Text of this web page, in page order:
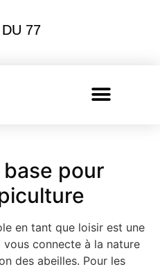
77
pour
en tant que loisir est une
connecte à la nature
des abeilles. Pour les